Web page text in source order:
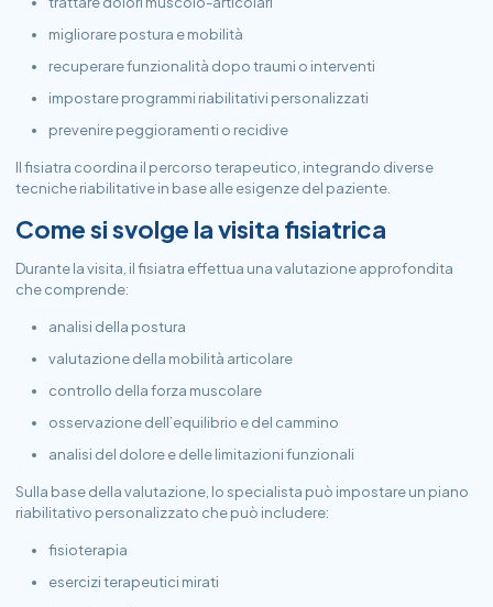
migliorare postura e mobilità
recuperare funzionalità dopo traumi o interventi
impostare programmi riabilitativi personalizzati
prevenire peggioramenti o recidive
Il fisiatra coordina il percorso terapeutico, integrando diverse
tecniche riabilitative in base alle esigenze del paziente.
Come si svolge la visita fisiatrica
Durante la visita, il fisiatra effettua una valutazione approfondita
che comprende:
analisi della postura
valutazione della mobilità articolare
controllo della forza muscolare
osservazione dell’equilibrio e del cammino
analisi del dolore e delle limitazioni funzionali
Sulla base della valutazione, lo specialista può impostare un piano
riabilitativo personalizzato che può includere:
fisioterapia
esercizi terapeutici mirati